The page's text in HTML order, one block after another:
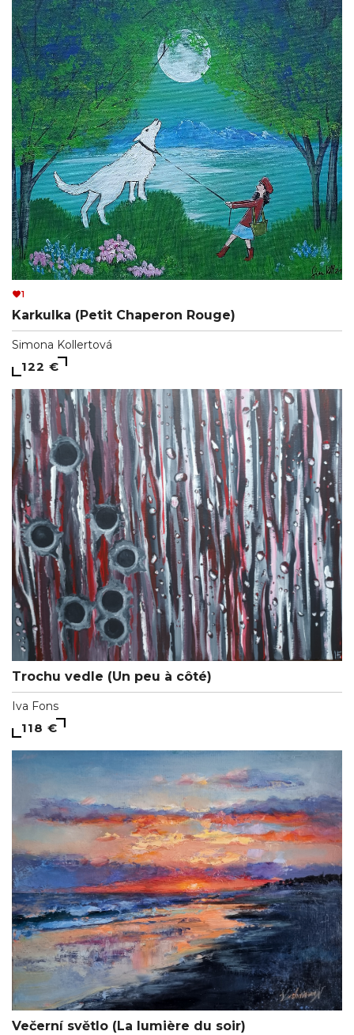
1
Karkulka (Petit Chaperon Rouge)
Simona Kollertová
122 €
Trochu vedle (Un peu à côté)
Iva Fons
118 €
Večerní světlo (La lumière du soir)